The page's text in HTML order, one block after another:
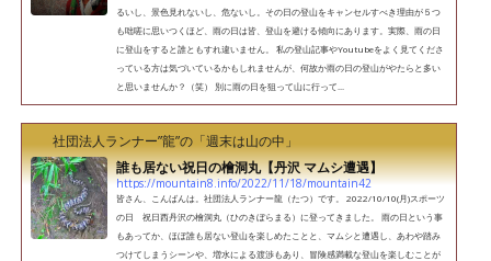
るいし、景色見れないし、危ないし。その日の登山をキャンセルすべき理由が５つ
も咄嗟に思いつくほど、雨の日は皆、登山を避ける傾向にあります。実際、雨の日
に登山をすると誰ともすれ違いません。 私の登山記事やYoutubeをよく見てくださ
っている方は気づいているかもしれませんが、何故か雨の日の登山がやたらと多い
と思いませんか？（笑） 別に雨の日を狙って山に行って...
社団法人ランナー”龍”の「週末は山の中」
誰も居ない祝日の檜洞丸【丹沢 マムシ遭遇】
https://mountain8.info/2022/11/18/mountain42
皆さん、こんばんは。社団法人ランナー龍（たつ）です。 2022/10/10(月)スポーツ
の日 祝日西丹沢の檜洞丸（ひのきぼらまる）に登ってきました。 雨の日という事
もあってか、ほぼ誰も居ない登山を楽しめたことと、マムシと遭遇し、あわや踏み
つけてしまうシーンや、増水による渡渉もあり、冒険感満載な登山を楽しむことが